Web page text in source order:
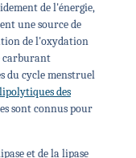
de l'énergie,
une source de
de l'oxydation
carburant
du cycle menstruel
des
sont connus pour
et de la lipase